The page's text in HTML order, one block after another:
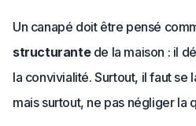
Un canapé doit être pensé
structurantede la maison : il
la convivialité. Surtout, il faut se
mais surtout, ne pas négliger la